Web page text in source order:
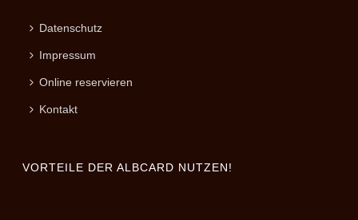
Datenschutz
Impressum
Online reservieren
Kontakt
VORTEILE DER ALBCARD NUTZEN!